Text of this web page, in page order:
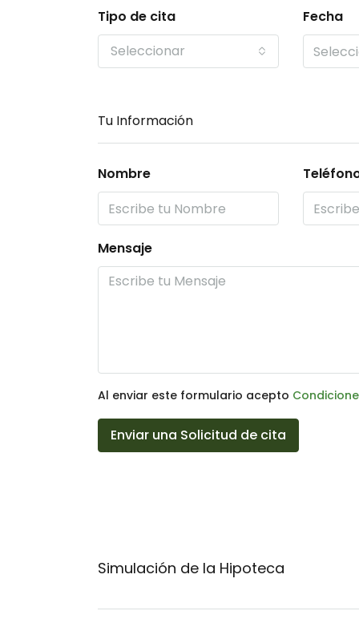
Tipo de cita
Seleccionar
Fecha
Tu Información
Nombre
Mensaje
Al enviar este formulario acepto
Enviar una Solicitud de cita
Simulación de la Hipoteca